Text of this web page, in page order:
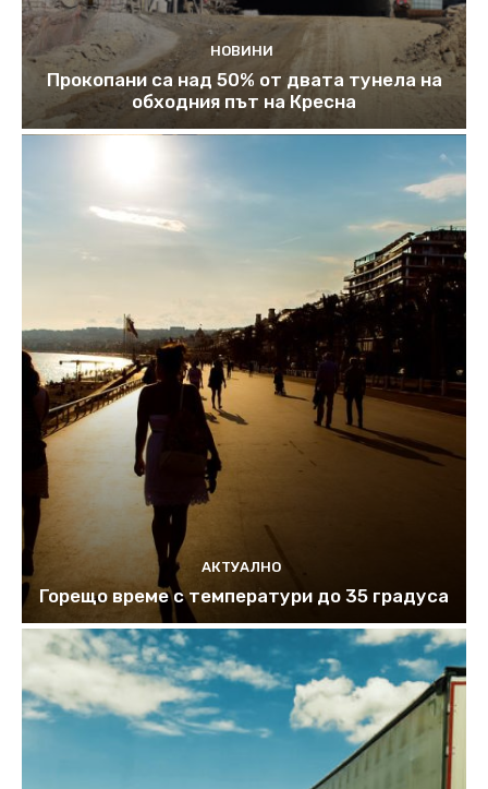
НОВИНИ
Прокопани са над 50% от двата тунела на
обходния път на Кресна
АКТУАЛНО
Горещо време с температури до 35 градуса